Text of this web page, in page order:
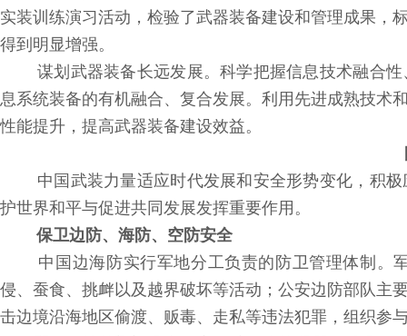
实装训练演习活动，检验了武器装备建设和管理成果，
得到明显增强。
谋划武器装备长远发展。科学把握信息技术融合
息系统装备的有机融合、复合发展。利用先进成熟技术
性能提升，提高武器装备建设效益。
中国武装力量适应时代发展和安全形势变化，积
护世界和平与促进共同发展发挥重要作用。
保卫边防、海防、空防安全
中国边海防实行军地分工负责的防卫管理体制。
侵、蚕食、挑衅以及越界破坏等活动；公安边防部队主
击边境沿海地区偷渡、贩毒、走私等违法犯罪，组织参